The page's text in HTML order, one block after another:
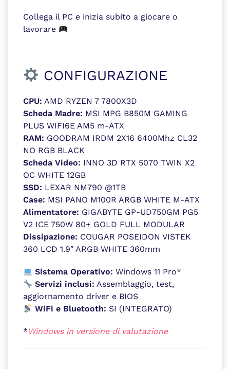
Collega il PC e inizia subito a giocare o
lavorare
CONFIGURAZIONE
CPU: AMD RYZEN 7 7800X3D
Scheda Madre: MSI MPG B850M GAMING
PLUS WIFI6E AM5 m-ATX
RAM: GOODRAM IRDM 2X16 6400Mhz CL32
NO RGB BLACK
Scheda Video: INNO 3D RTX 5070 TWIN X2
OC WHITE 12GB
SSD: LEXAR NM790 @1TB
Case: MSI PANO M100R ARGB WHITE M-ATX
Alimentatore: GIGABYTE GP-UD750GM PG5
V2 ICE 750W 80+ GOLD FULL MODULAR
Dissipazione: COUGAR POSEIDON VISTEK
360 LCD 1.9″ ARGB WHITE 360mm
Sistema Operativo: Windows 11 Pro*
Servizi inclusi: Assemblaggio, test,
aggiornamento driver e BIOS
WiFi e Bluetooth: SI (INTEGRATO)
*Windows in versione di valutazione